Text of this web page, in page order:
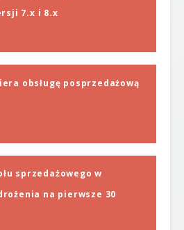
7.x i 8.x
obsługę posprzedażową
sprzedażowego w
na pierwsze 30